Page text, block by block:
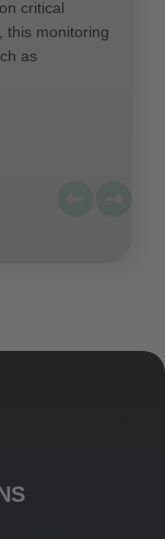
critical
this monitoring
as